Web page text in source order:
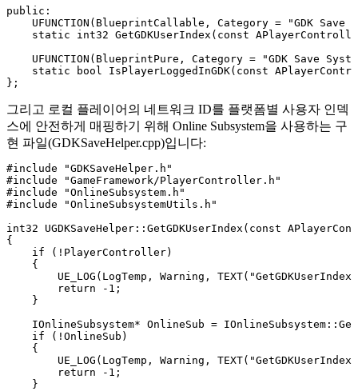
public:
UFUNCTION(BlueprintCallable, Category = "GDK Save
static int32 GetGDKUserIndex(const
UFUNCTION(BlueprintPure, Category = "GDK Save
static bool IsPlayerLoggedInGDK(const
그리고 로컬 플레이어의 네트워크 ID를 플랫폼별 사용자 인덱
스에 안전하게 매핑하기 위해 Online Subsystem을 사용하는 구
현 파일(GDKSaveHelper.cpp)입니다:
#include "GDKSaveHelper.h"
#include "GameFramework/PlayerController.h"
#include "OnlineSubsystem.h"
#include "OnlineSubsystemUtils.h"
int32 UGDKSaveHelper::GetGDKUserIndex(const
{
    if (!PlayerController)
    {
UE_LOG(LogTemp, Warning,
        return -1;
    }
IOnlineSubsystem* OnlineSub =
    if (!OnlineSub)
    {
UE_LOG(LogTemp, Warning,
        return -1;
    }